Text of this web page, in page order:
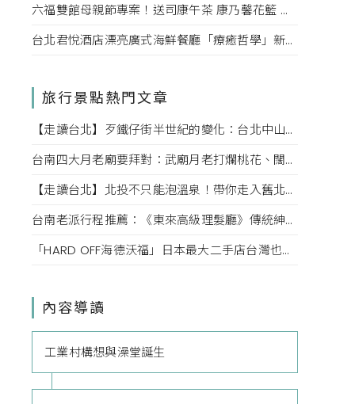
六福雙館母親節專案！送司康午茶 康乃馨花籃 演唱會票，高鐵78折限量。
台北君悅酒店漂亮廣式海鮮餐廳「療癒哲學」新菜單！每一口都成為心靈的享受。
旅行景點熱門文章
【走讀台北】歹鐵仔街半世紀的變化：台北中山赤峰街上文創小店內的故事
台南四大月老廟要拜對：武廟月老打爛桃花、闊嘴月老說媒牽姻緣，愛情也該對症下藥
【走讀台北】北投不只能泡溫泉！帶你走入舊北投的老街巷弄，探索老台北的迷人風情
台南老派行程推薦：《東來高級理髮廳》傳統紳士小姐的高級坐洗體驗、掏耳、按摩一次滿足！
「HARD OFF海德沃福」日本最大二手店台灣也逛得到，3C、名牌、古著逛不完，快點來挖寶吧！
內容導讀
工業村構想與澡堂誕生